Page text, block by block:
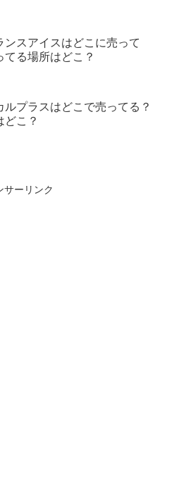
ンスアイスはどこに売って
てる場所はどこ？
ルプラスはどこで売ってる？
どこ？
サーリンク